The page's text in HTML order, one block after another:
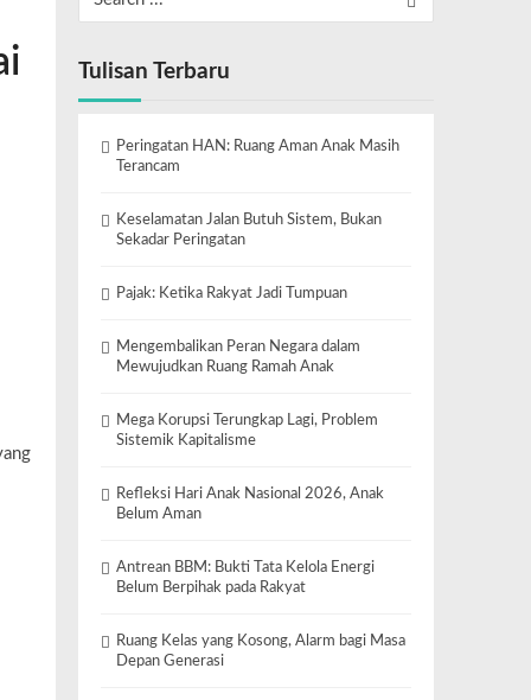
Tulisan Terbaru
Peringatan HAN: Ruang Aman Anak Masih
Terancam
Keselamatan Jalan Butuh Sistem, Bukan
Sekadar Peringatan
Pajak: Ketika Rakyat Jadi Tumpuan
Mengembalikan Peran Negara dalam
Mewujudkan Ruang Ramah Anak
Mega Korupsi Terungkap Lagi, Problem
Sistemik Kapitalisme
Refleksi Hari Anak Nasional 2026, Anak
Belum Aman
Antrean BBM: Bukti Tata Kelola Energi
Belum Berpihak pada Rakyat
Ruang Kelas yang Kosong, Alarm bagi Masa
Depan Generasi